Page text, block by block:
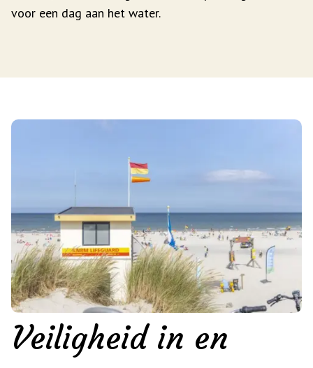
voor een dag aan het water.
Veiligheid in en